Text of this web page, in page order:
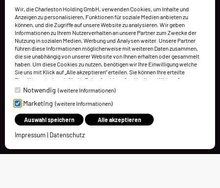
Wir, die Charleston Holding GmbH, verwenden Cookies, um Inhalte und
Anzeigen zu personalisieren, Funktionen für soziale Medien anbieten zu
können, und die Zugriffe auf unsere Website zu analysieren. Wir geben
Informationen zu Ihrem Nutzerverhalten an unsere Partner zum Zwecke der
Nutzung in sozialen Medien, Werbung und Analysen weiter. Unsere Partner
führen diese Informationen möglicherweise mit weiteren Daten zusammen,
die sie unabhängig von unserer Website von Ihnen erhalten oder gesammelt
haben. Um diese Cookies zu nutzen, benötigen wir Ihre Einwilligung welche
Sie uns mit Klick auf „Alle akzeptieren“ erteilen. Sie können Ihre erteilte
Einwilligung jederzeit für die Zukunft widerrufen. Um Ihren Widerruf
auszuüben, deaktivieren Sie diesen Dienst in den bereitgestellten
Einstellungen der Datenschutzhinweise (Cookies verwalten).
Notwendig (weitere Informationen)
Marketing (weitere Informationen)
Auswahl speichern Alle akzeptieren
Impressum | Datenschutz